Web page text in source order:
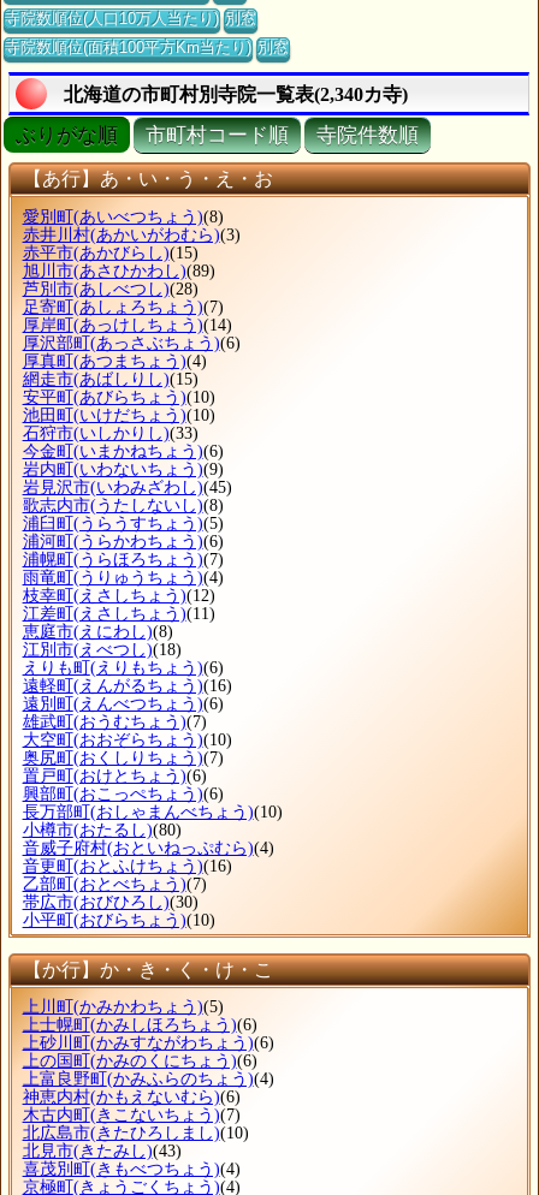
寺院数順位(人口10万人当たり) 別窓
寺院数順位(面積100平方Km当たり) 別窓
北海道の市町村別寺院一覧表(2,340カ寺)
ぶりがな順 市町村コード順 寺院件数順
【あ行】あ・い・う・え・お
愛別町(あいべつちょう)(8)
赤井川村(あかいがわむら)(3)
赤平市(あかびらし)(15)
旭川市(あさひかわし)(89)
芦別市(あしべつし)(28)
足寄町(あしょろちょう)(7)
厚岸町(あっけしちょう)(14)
厚沢部町(あっさぶちょう)(6)
厚真町(あつまちょう)(4)
網走市(あばしりし)(15)
安平町(あびらちょう)(10)
池田町(いけだちょう)(10)
石狩市(いしかりし)(33)
今金町(いまかねちょう)(6)
岩内町(いわないちょう)(9)
岩見沢市(いわみざわし)(45)
歌志内市(うたしないし)(8)
浦臼町(うらうすちょう)(5)
浦河町(うらかわちょう)(6)
浦幌町(うらほろちょう)(7)
雨竜町(うりゅうちょう)(4)
枝幸町(えさしちょう)(12)
江差町(えさしちょう)(11)
恵庭市(えにわし)(8)
江別市(えべつし)(18)
えりも町(えりもちょう)(6)
遠軽町(えんがるちょう)(16)
遠別町(えんべつちょう)(6)
雄武町(おうむちょう)(7)
大空町(おおぞらちょう)(10)
奥尻町(おくしりちょう)(7)
置戸町(おけとちょう)(6)
興部町(おこっぺちょう)(6)
長万部町(おしゃまんべちょう)(10)
小樽市(おたるし)(80)
音威子府村(おといねっぷむら)(4)
音更町(おとふけちょう)(16)
乙部町(おとべちょう)(7)
帯広市(おびひろし)(30)
小平町(おびらちょう)(10)
【か行】か・き・く・け・こ
上川町 (かみかわちょう)(5)
上士幌町 (かみしほろちょう)(6)
上砂川町 (かみすながわちょう)(6)
上の国町 (かみのくにちょう)(6)
上富良野町 (かみふらのちょう)(4)
神恵内村(かもえないむら)(6)
木古内町 (きこないちょう)(7)
北広島市(きたひろしまし)(10)
北見市(きたみし)(43)
喜茂別町 (きもべつちょう)(4)
京極町 (きょうごくちょう)(4)